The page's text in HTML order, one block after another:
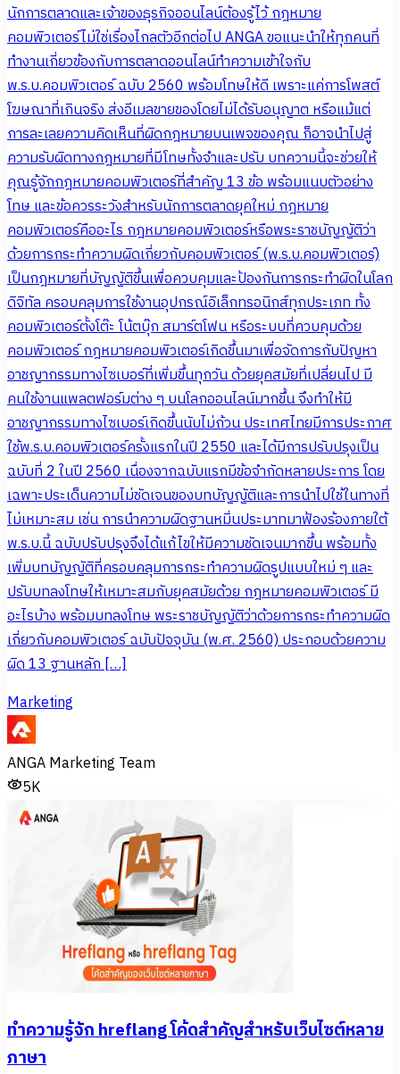
นักการตลาดและเจ้าของธุรกิจออนไลน์ต้องรู้ไว้ กฎหมาย
คอมพิวเตอร์ไม่ใช่เรื่องไกลตัวอีกต่อไป ANGA ขอแนะนำให้ทุกคนที่
ทำงานเกี่ยวข้องกับการตลาดออนไลน์ทำความเข้าใจกับ
พ.ร.บ.คอมพิวเตอร์ ฉบับ 2560 พร้อมโทษให้ดี เพราะแค่การโพสต์
โฆษณาที่เกินจริง ส่งอีเมลขายของโดยไม่ได้รับอนุญาต หรือแม้แต่
การละเลยความคิดเห็นที่ผิดกฎหมายบนเพจของคุณ ก็อาจนำไปสู่
ความรับผิดทางกฎหมายที่มีโทษทั้งจำและปรับ บทความนี้จะช่วยให้
คุณรู้จักกฎหมายคอมพิวเตอร์ที่สำคัญ 13 ข้อ พร้อมแนบตัวอย่าง
โทษ และข้อควรระวังสำหรับนักการตลาดยุคใหม่ กฎหมาย
คอมพิวเตอร์คืออะไร กฎหมายคอมพิวเตอร์หรือพระราชบัญญัติว่า
ด้วยการกระทำความผิดเกี่ยวกับคอมพิวเตอร์ (พ.ร.บ.คอมพิวเตอร์)
เป็นกฎหมายที่บัญญัติขึ้นเพื่อควบคุมและป้องกันการกระทำผิดในโลก
ดิจิทัล ครอบคลุมการใช้งานอุปกรณ์อิเล็กทรอนิกส์ทุกประเภท ทั้ง
คอมพิวเตอร์ตั้งโต๊ะ โน้ตบุ๊ก สมาร์ตโฟน หรือระบบที่ควบคุมด้วย
คอมพิวเตอร์ กฎหมายคอมพิวเตอร์เกิดขึ้นมาเพื่อจัดการกับปัญหา
อาชญากรรมทางไซเบอร์ที่เพิ่มขึ้นทุกวัน ด้วยยุคสมัยที่เปลี่ยนไป มี
คนใช้งานแพลตฟอร์มต่าง ๆ บนโลกออนไลน์มากขึ้น จึงทำให้มี
อาชญากรรมทางไซเบอร์เกิดขึ้นนับไม่ถ้วน ประเทศไทยมีการประกาศ
ใช้พ.ร.บ.คอมพิวเตอร์ครั้งแรกในปี 2550 และได้มีการปรับปรุงเป็น
ฉบับที่ 2 ในปี 2560 เนื่องจากฉบับแรกมีข้อจำกัดหลายประการ โดย
เฉพาะประเด็นความไม่ชัดเจนของบทบัญญัติและการนำไปใช้ในทางที่
ไม่เหมาะสม เช่น การนำความผิดฐานหมิ่นประมาทมาฟ้องร้องภายใต้
พ.ร.บ.นี้ ฉบับปรับปรุงจึงได้แก้ไขให้มีความชัดเจนมากขึ้น พร้อมทั้ง
เพิ่มบทบัญญัติที่ครอบคลุมการกระทำความผิดรูปแบบใหม่ ๆ และ
ปรับบทลงโทษให้เหมาะสมกับยุคสมัยด้วย กฎหมายคอมพิวเตอร์ มี
อะไรบ้าง พร้อมบทลงโทษ พระราชบัญญัติว่าด้วยการกระทำความผิด
เกี่ยวกับคอมพิวเตอร์ ฉบับปัจจุบัน (พ.ศ. 2560) ประกอบด้วยความ
ผิด 13 ฐานหลัก […]
Marketing
ANGA Marketing Team
5K
ทำความรู้จัก hreflang โค้ดสำคัญสำหรับเว็บไซต์หลาย
ภาษา